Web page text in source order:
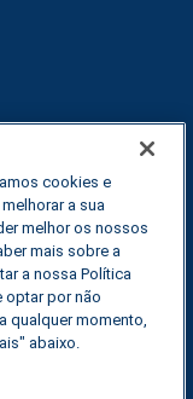
cookies e
a sua
melhor os nossos
mais sobre a
a nossa Política
optar por não
qualquer momento,
abaixo.